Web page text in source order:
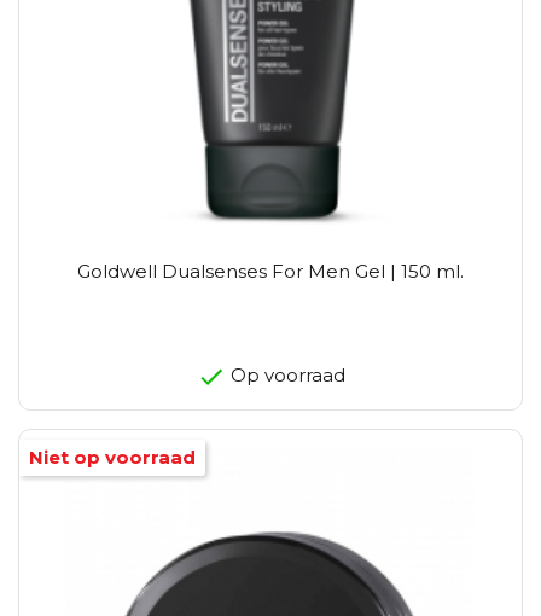
Goldwell Dualsenses For Men Gel | 150 ml.
Op voorraad
Niet op voorraad